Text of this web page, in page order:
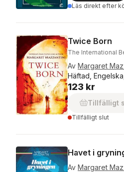
Läs direkt efter
Twice Born
The International
Av Margaret
Häftad,
123 kr
Tillfälligt
Tillfälligt slut
Havet i
Av Margaret